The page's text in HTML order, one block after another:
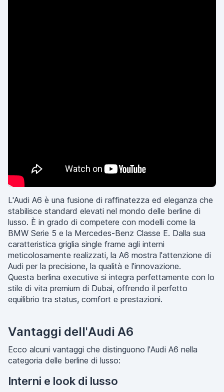
L'Audi A6 è una fusione di raffinatezza ed eleganza che
stabilisce standard elevati nel mondo delle berline di
lusso. È in grado di competere con modelli come la
BMW Serie 5 e la Mercedes-Benz Classe E. Dalla sua
caratteristica griglia single frame agli interni
meticolosamente realizzati, la A6 mostra l'attenzione di
Audi per la precisione, la qualità e l'innovazione.
Questa berlina executive si integra perfettamente con lo
stile di vita premium di Dubai, offrendo il perfetto
equilibrio tra status, comfort e prestazioni.
Vantaggi dell'Audi A6
Ecco alcuni vantaggi che distinguono l'Audi A6 nella
categoria delle berline di lusso:
Interni e look di lusso